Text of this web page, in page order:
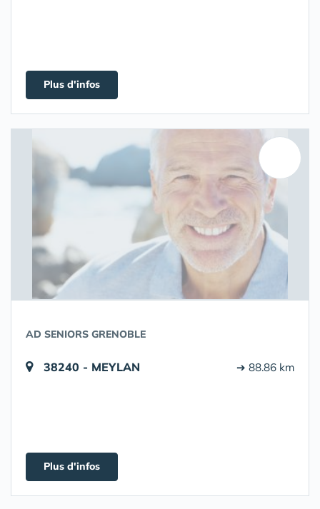
Plus d'infos
AD SENIORS GRENOBLE
38240 - MEYLAN ➔ 88.86 km
Plus d'infos